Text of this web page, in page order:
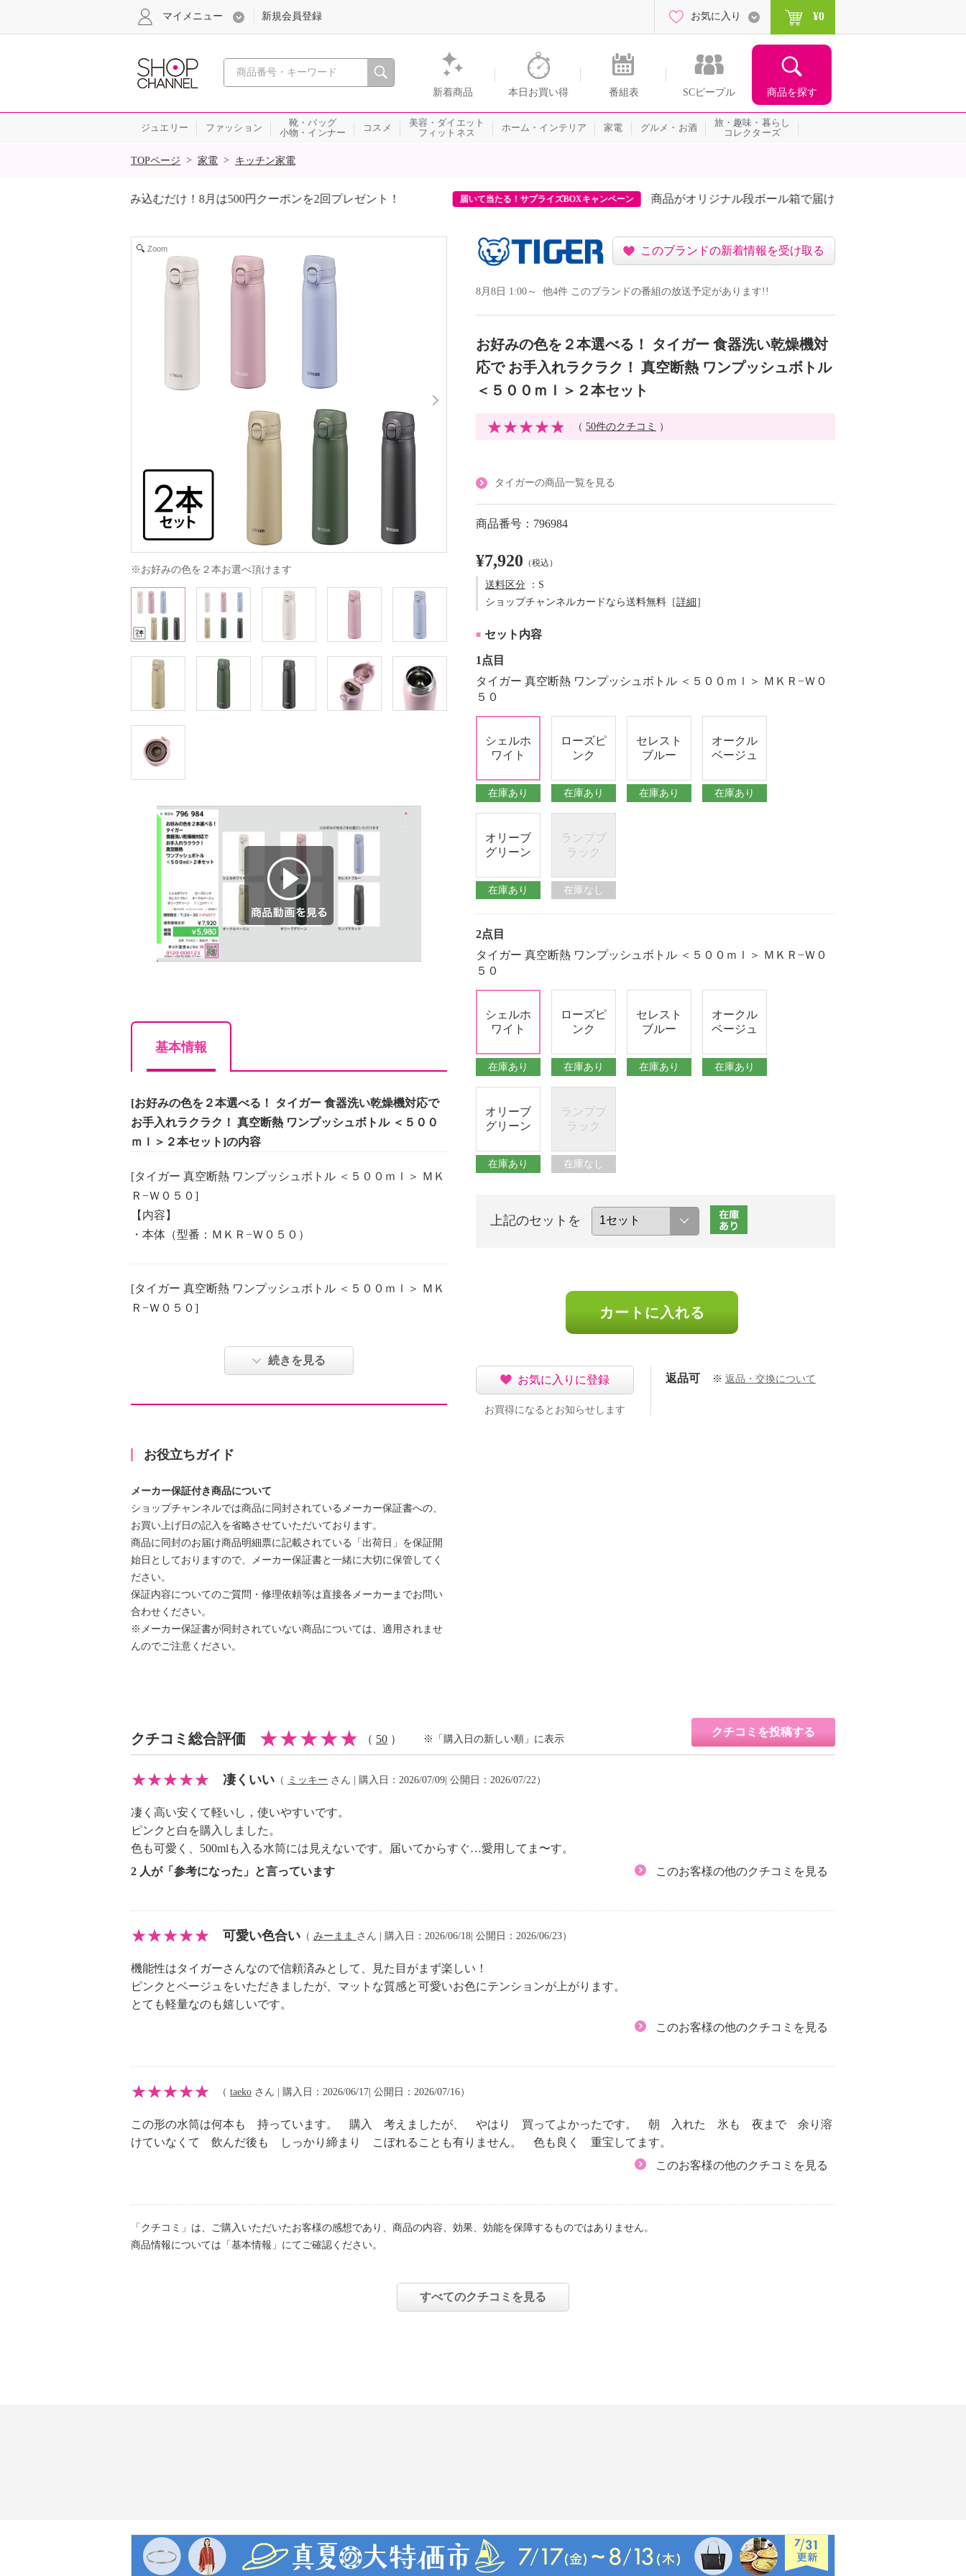
心おどる、瞬間を。通販・テレビショッピングのショップチャンネル
新着商品 本日お買い得 番組表 SCピープル 商品を探す
マイメニュー 新規会員登録 お気に入り ¥0
ジュエリー ファッション
靴・バッグ
小物・インナー
コスメ
美容・ダイエット
フィットネス
ホーム・インテリア 家電 グルメ・お酒
旅・趣味・暮らし
コレクターズ
SALE
TOPページ > 家電 > キッチン家電
届いて当たる！サプライズBOXキャンペーン 商品がオリジナル段ボール箱で届けば当たり！ご購入金額相当のクーポンをプレゼント！
Zoom
※お好みの色を２本お選べ頂けます
商品動画を見る
基本情報
[お好みの色を２本選べる！ タイガー 食器洗い乾燥機対応で
お手入れラクラク！ 真空断熱 ワンプッシュボトル ＜５００
ｍｌ＞２本セット]の内容
[タイガー 真空断熱 ワンプッシュボトル ＜５００ｍｌ＞ ＭＫ
Ｒ−Ｗ０５０]
【内容】
・本体（型番：ＭＫＲ−Ｗ０５０）
[タイガー 真空断熱 ワンプッシュボトル ＜５００ｍｌ＞ ＭＫ
Ｒ−Ｗ０５０]
・本体（型番：ＭＫＲ−Ｗ０５０）
[お好みの色を２本選べる！ タイガー 食器洗い乾燥機
トル ＜５００ｍｌ＞２本セット]の商品説明
お手入れラクラク！ 真空断熱 ワンプッシュボトル ＜５００
ｍｌ＞２本セット」のご紹介です。
[タイガー 真空断熱 ワンプッシュボトル ＜５００ｍｌ
＞ ＭＫＲ−Ｗ０５０]の商品説明
毎日使うものだからこそ、お手入れのしやすさ、飲みやすさ
の両面にこだわってお作りしました。
パッキンとせんが一体化した“らくらくキャップ”は手間なく
また、スーパークリーン加工ｐｌｕｓにより、汚れ・におい
真空断熱でしっかり保冷・保温するので、飲みごろの温度で
軽量設計で持ち運びにも便利です。
お好みの飲み物を傍らに、日常シーンをより楽しく！
【材質】
・パッキン：シリコーンゴム
・約幅６．６×奥行７．３×高さ２３．５ｃｍ
【重さ】
・ガス：不可、電磁（ＩＨ）調理器：不可、電熱調理器：不
オーブン：不可、冷蔵：可、冷凍：不可
【商品仕様詳細】
※室温２０℃±２℃において製品に熱湯を満たし、縦置きにし
た状態で水温が９５℃±１℃のときから１時間お
・牛乳、乳飲料、果汁などは入れない。
・電子レンジで加熱しない。
続きを見る
お役立ちガイド
メーカー保証付き商品について
ショップチャンネルでは商品に同封されているメーカー保証書への、
お買い上げ日の記入を省略させていただいております。
商品に同封のお届け商品明細票に記載されている「出荷日」を保証開
始日としておりますので、メーカー保証書と一緒に大切に保管してく
ださい。
保証内容についてのご質問・修理依頼等は直接各メーカーまでお問い
合わせください。
※メーカー保証書が同封されていない商品については、適用されませ
んのでご注意ください。
このブランドの新着情報を受け取る
8月8日 1:00～ 他4件 このブランドの番組の放送予定があります!!
お好みの色を２本選べる！ タイガー 食器洗い乾燥機対
応で お手入れラクラク！ 真空断熱 ワンプッシュボトル
＜５００ｍｌ＞２本セット
（ 50件のクチコミ ）
タイガーの商品一覧を見る
商品番号：796984
¥7,920 （税込）
送料区分 ：S
ショップチャンネルカードなら送料無料［詳細 ］
セット内容
1点目
タイガー 真空断熱 ワンプッシュボトル ＜５００ｍｌ＞ ＭＫＲ−Ｗ０
５０
シェルホ
ワイト
在庫あり
ローズピ
ンク
在庫あり
セレスト
ブルー
在庫あり
オークル
ベージュ
在庫あり
オリーブ
グリーン
在庫あり
ランプブ
ラック
在庫なし
2点目
タイガー 真空断熱 ワンプッシュボトル ＜５００ｍｌ＞ ＭＫＲ−Ｗ０
５０
シェルホ
ワイト
在庫あり
ローズピ
ンク
在庫あり
セレスト
ブルー
在庫あり
オークル
ベージュ
在庫あり
オリーブ
グリーン
在庫あり
ランプブ
ラック
在庫なし
上記のセットを
カートに入れる
お気に入りに登録
お買得になるとお知らせします
返品可 ※ 返品・交換について
クチコミ総合評価 （ 50 ）
クチコミを投稿する
※「購入日の新しい順」に表示
凄くいい （ ミッキー さん | 購入日：2026/07/09| 公開日：2026/07/22）
凄く高い安くて軽いし，使いやすいです。
ピンクと白を購入しました。
色も可愛く、500mlも入る水筒には見えないです。届いてからすぐ…愛用してま〜す。
2 人が「参考になった」と言っています
このお客様の他のクチコミを見る
可愛い色合い （ みーまま さん | 購入日：2026/06/18| 公開日：2026/06/23）
機能性はタイガーさんなので信頼済みとして、見た目がまず楽しい！
ピンクとベージュをいただきましたが、マットな質感と可愛いお色にテンションが上がります。
とても軽量なのも嬉しいです。
このお客様の他のクチコミを見る
（ taeko さん | 購入日：2026/06/17| 公開日：2026/07/16）
この形の水筒は何本も 持っています。 購入 考えましたが、 やはり 買ってよかったです。 朝 入れた 氷も 夜まで 余り溶
けていなくて 飲んだ後も しっかり締まり こぼれることも有りません。 色も良く 重宝してます。
このお客様の他のクチコミを見る
「クチコミ」は、ご購入いただいたお客様の感想であり、商品の内容、効果、効能を保障するものではありません。
商品情報については「基本情報」にてご確認ください。
すべてのクチコミを見る